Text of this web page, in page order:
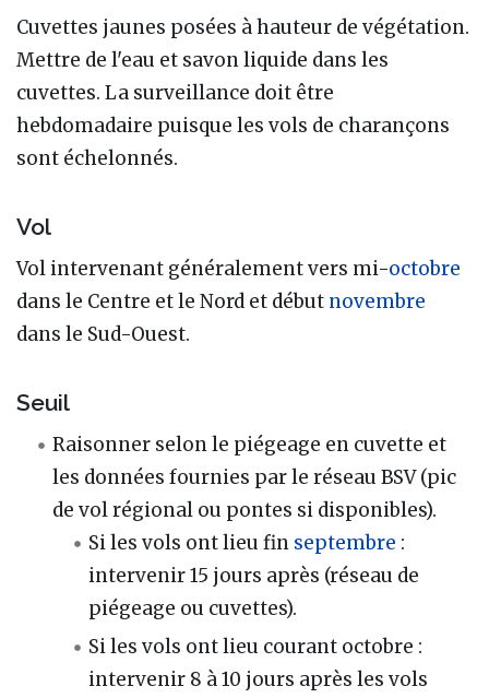
Cuvettes jaunes posées à hauteur de végétation.
Mettre de l'eau et savon liquide dans les
cuvettes. La surveillance doit être
hebdomadaire puisque les vols de charançons
sont échelonnés.
Vol
Vol intervenant généralement vers mi-octobre
dans le Centre et le Nord et début novembre
dans le Sud-Ouest.
Seuil
Raisonner selon le piégeage en cuvette et
les données fournies par le réseau BSV (pic
de vol régional ou pontes si disponibles).
Si les vols ont lieu fin septembre :
intervenir 15 jours après (réseau de
piégeage ou cuvettes).
Si les vols ont lieu courant octobre :
intervenir 8 à 10 jours après les vols